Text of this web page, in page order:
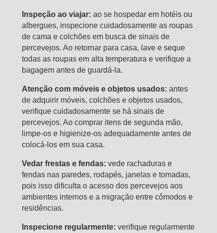
Inspeção ao viajar: ao se hospedar em hotéis ou
albergues, inspecione cuidadosamente as roupas
de cama e colchões em busca de sinais de
percevejos. Ao retornar para casa, lave e seque
todas as roupas em alta temperatura e verifique a
bagagem antes de guardá-la.
Atenção com móveis e objetos usados: antes
de adquirir móveis, colchões e objetos usados,
verifique cuidadosamente se há sinais de
percevejos. Ao comprar itens de segunda mão,
limpe-os e higienize-os adequadamente antes de
colocá-los em sua casa.
Vedar frestas e fendas: vede rachaduras e
fendas nas paredes, rodapés, janelas e tomadas,
pois isso dificulta o acesso dos percevejos aos
ambientes internos e a migração entre cômodos e
residências.
Inspecione regularmente: verifique regularmente